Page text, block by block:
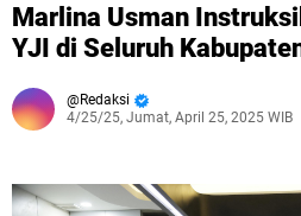
Marlina Usman
YJI di Seluruh
Redaksi
4/25/25, Jumat, April 25, 2025 WIB